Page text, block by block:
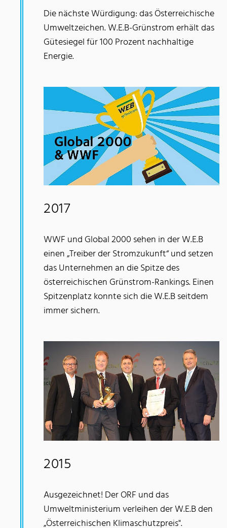
Die nächste Würdigung: das Österreichische
Umweltzeichen. W.E.B-Grünstrom erhält das
Gütesiegel für 100 Prozent nachhaltige
Energie.
2017
WWF und Global 2000 sehen in der W.E.B
einen „Treiber der Stromzukunft“ und setzen
das Unternehmen an die Spitze des
österreichischen Grünstrom-Rankings. Einen
Spitzenplatz konnte sich die W.E.B seitdem
immer sichern.
2015
Ausgezeichnet! Der ORF und das
Umweltministerium verleihen der W.E.B den
„Österreichischen Klimaschutzpreis".